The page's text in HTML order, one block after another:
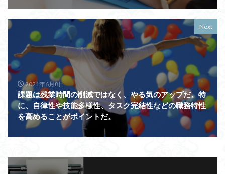
Next
2021年6月8日
課題は残業時間の削減ではなく、やる気のアップだ。特
に、自律性や技能多様性、タスク完結性などの職務特性
を高めることがポイントだ。